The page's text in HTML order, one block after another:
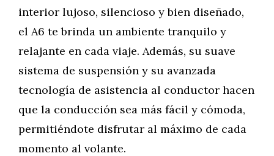
interior lujoso, silencioso y bien diseñado,
el A6 te brinda un ambiente tranquilo y
relajante en cada viaje. Además, su suave
sistema de suspensión y su avanzada
tecnología de asistencia al conductor hacen
que la conducción sea más fácil y cómoda,
permitiéndote disfrutar al máximo de cada
momento al volante.